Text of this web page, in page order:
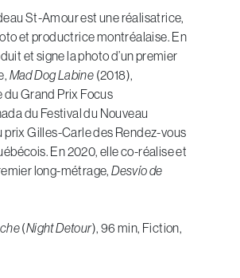
St-Amour est une réalisatrice,
et productrice montréalaise. En
et signe la photo d’un premier
Mad Dog Labine (2018),
Grand Prix Focus
du Festival du Nouveau
prix Gilles-Carle des Rendez-vous
En 2020, elle co-réalise et
long-métrage,Desvío de
(Night Detour), 96 min, Fiction,